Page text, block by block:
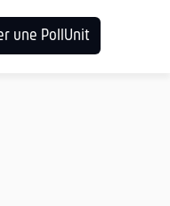
une PollUnit